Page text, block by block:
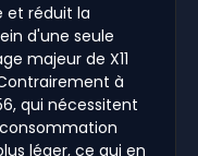
et réduit la
d'une seule
majeur de X11
à
qui nécessitent
léger, ce qui en